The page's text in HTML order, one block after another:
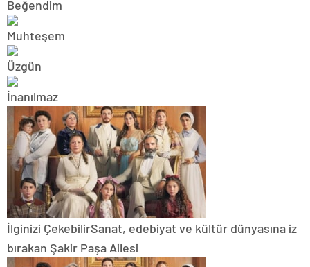
İlginizi ÇekebilirSanat, edebiyat ve kültür dünyasına iz
bırakan Şakir Paşa Ailesi